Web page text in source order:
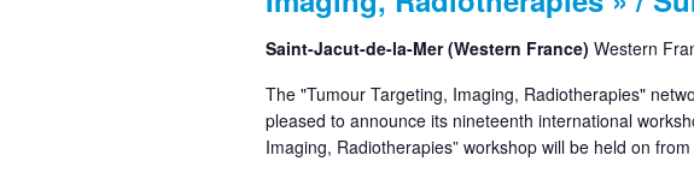
Saint-Jacut-de-la-Mer (Western France) Western
The "Tumour Targeting, Imaging, Radiotherapies"
pleased to announce its nineteenth international
Imaging, Radiotherapies” workshop will be held on